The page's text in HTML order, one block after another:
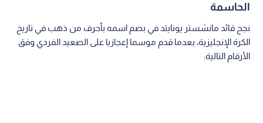
الحاسمة
نجح قائد مانشستر يونايتد في بصم اسمه بأحرف من ذهب في تاريخ
الكرة الإنجليزية، بعدما قدم موسما إعجازيا على الصعيد الفردي وفق
الأرقام التالية: